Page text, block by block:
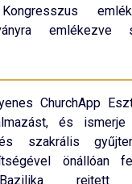
Kongresszus
emlékezve
ChurchApp
és
szakrális
önállóan
rejtett